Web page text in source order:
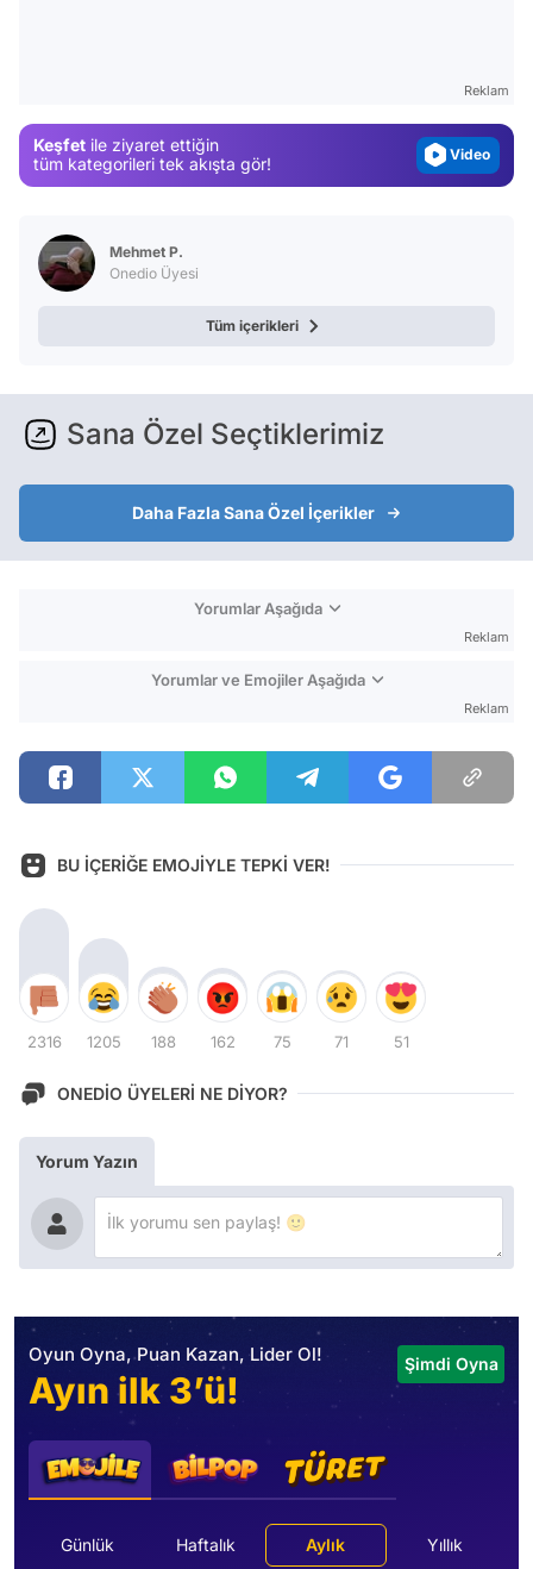
Reklam
Keşfet ile ziyaret ettiğin
tüm kategorileri tek akışta gör!
Video
Mehmet P.
Onedio Üyesi
Tüm içerikleri
Sana Özel Seçtiklerimiz
Daha Fazla Sana Özel İçerikler
Yorumlar Aşağıda
Reklam
Yorumlar ve Emojiler Aşağıda
Reklam
BU İÇERİĞE EMOJİYLE TEPKİ VER!
2316 1205 188 162 75 71 51
ONEDİO ÜYELERİ NE DİYOR?
Yorum Yazın
Oyun Oyna, Puan Kazan, Lider Ol!
Ayın ilk 3’ü!
Şimdi Oyna
Günlük Haftalık Aylık Yıllık